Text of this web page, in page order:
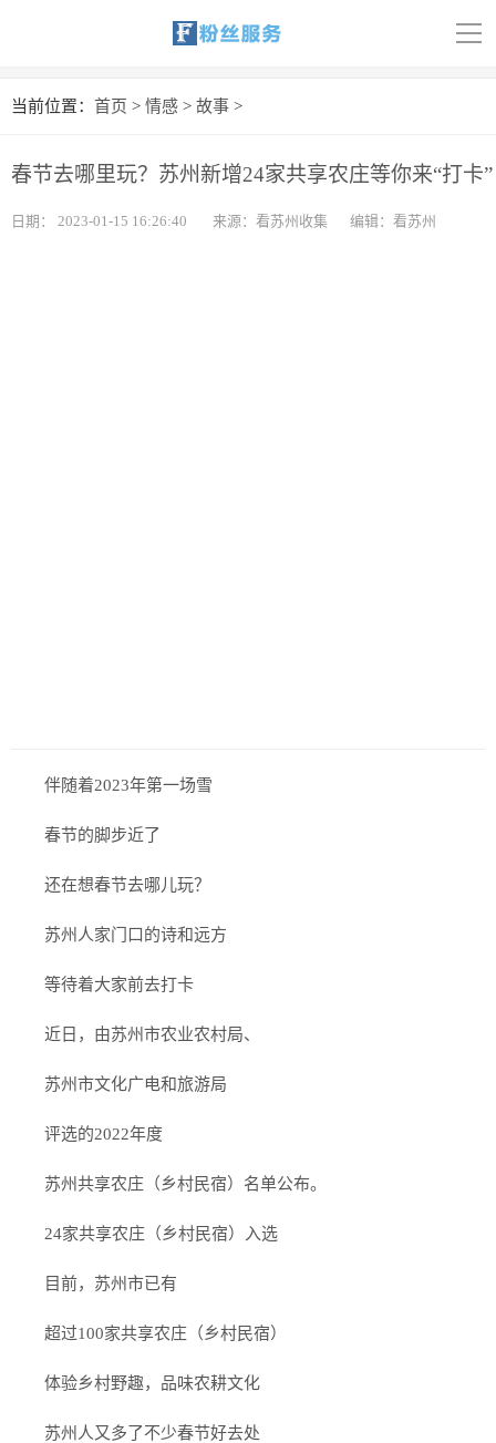
导
首页
当前位置： 首页 > 情感 > 故事 >
春节去哪里玩？苏州新增24家共享农庄等你来“打卡”
日期： 2023-01-15 16:26:40 来源：看苏州收集 编辑：看苏州
伴随着2023年第一场雪
春节的脚步近了
还在想春节去哪儿玩？
苏州人家门口的诗和远方
等待着大家前去打卡
近日，由苏州市农业农村局、
苏州市文化广电和旅游局
评选的2022年度
苏州共享农庄（乡村民宿）名单公布。
24家共享农庄（乡村民宿）入选
目前，苏州市已有
超过100家共享农庄（乡村民宿）
体验乡村野趣，品味农耕文化
苏州人又多了不少春节好去处